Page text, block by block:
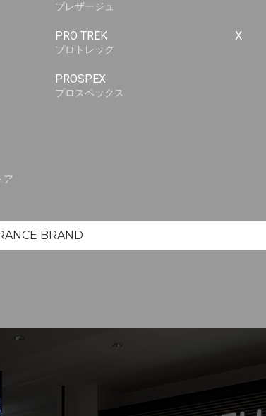
ア
プレザージュ
PRO TREK
プロトレック
PROSPEX
プロスペックス
X
BRAND